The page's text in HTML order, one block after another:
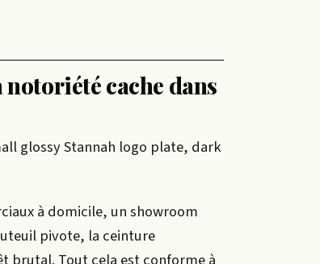
notoriété cache dans
glossy Stannah logo plate, dark
à domicile, un showroom
pivote, la ceinture